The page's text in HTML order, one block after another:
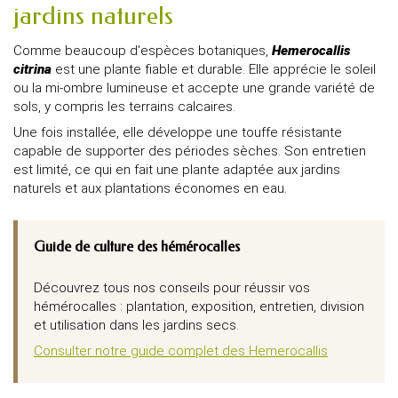
jardins naturels
Comme beaucoup d'espèces botaniques, Hemerocallis
citrina est une plante fiable et durable. Elle apprécie le soleil
ou la mi-ombre lumineuse et accepte une grande variété de
sols, y compris les terrains calcaires.
Une fois installée, elle développe une touffe résistante
capable de supporter des périodes sèches. Son entretien
est limité, ce qui en fait une plante adaptée aux jardins
naturels et aux plantations économes en eau.
Guide de culture des hémérocalles
Découvrez tous nos conseils pour réussir vos
hémérocalles : plantation, exposition, entretien, division
et utilisation dans les jardins secs.
Consulter notre guide complet des Hemerocallis